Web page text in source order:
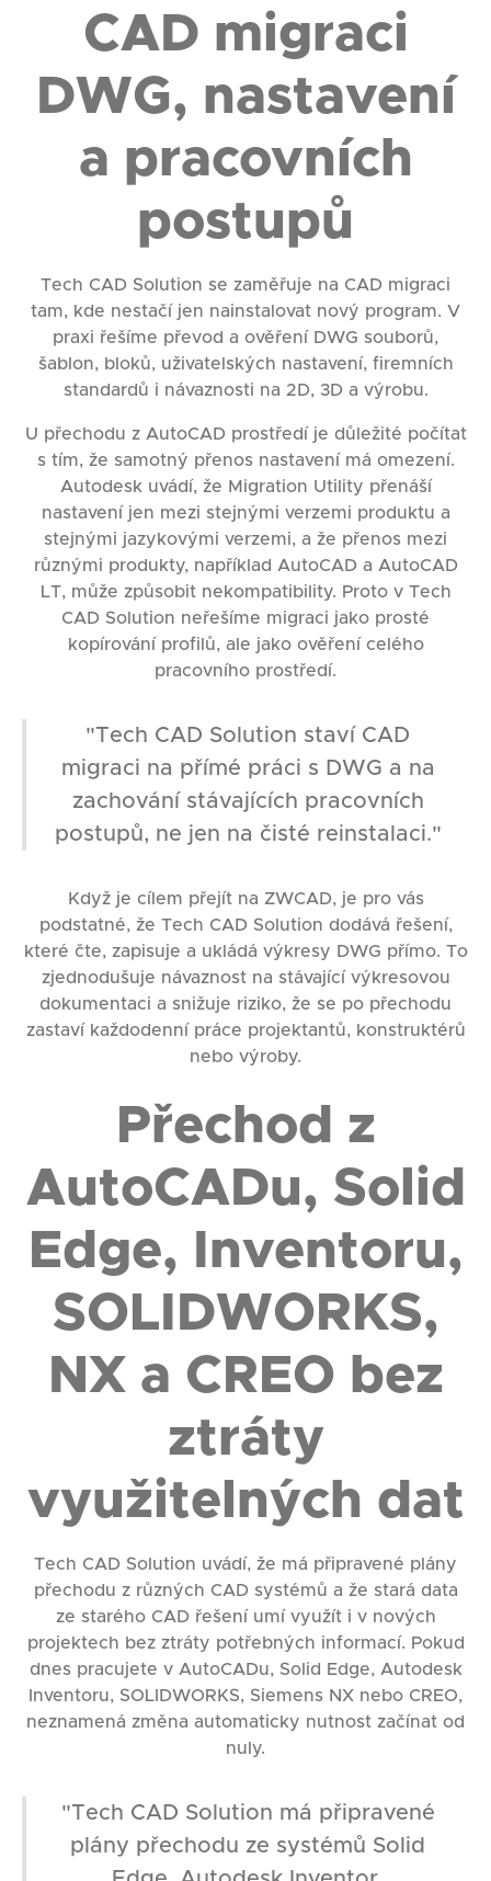
CAD migraci
DWG, nastavení
a pracovních
postupů
Tech CAD Solution se zaměřuje na CAD migraci
tam, kde nestačí jen nainstalovat nový program. V
praxi řešíme převod a ověření DWG souborů,
šablon, bloků, uživatelských nastavení, firemních
standardů i návaznosti na 2D, 3D a výrobu.
U přechodu z AutoCAD prostředí je důležité počítat
s tím, že samotný přenos nastavení má omezení.
Autodesk uvádí, že Migration Utility přenáší
nastavení jen mezi stejnými verzemi produktu a
stejnými jazykovými verzemi, a že přenos mezi
různými produkty, například AutoCAD a AutoCAD
LT, může způsobit nekompatibility. Proto v Tech
CAD Solution neřešíme migraci jako prosté
kopírování profilů, ale jako ověření celého
pracovního prostředí.
"Tech CAD Solution staví CAD
migraci na přímé práci s DWG a na
zachování stávajících pracovních
postupů, ne jen na čisté reinstalaci."
Když je cílem přejít na ZWCAD, je pro vás
podstatné, že Tech CAD Solution dodává řešení,
které čte, zapisuje a ukládá výkresy DWG přímo. To
zjednodušuje návaznost na stávající výkresovou
dokumentaci a snižuje riziko, že se po přechodu
zastaví každodenní práce projektantů, konstruktérů
nebo výroby.
Přechod z
AutoCADu, Solid
Edge, Inventoru,
SOLIDWORKS,
NX a CREO bez
ztráty
využitelných dat
Tech CAD Solution uvádí, že má připravené plány
přechodu z různých CAD systémů a že stará data
ze starého CAD řešení umí využít i v nových
projektech bez ztráty potřebných informací. Pokud
dnes pracujete v AutoCADu, Solid Edge, Autodesk
Inventoru, SOLIDWORKS, Siemens NX nebo CREO,
neznamená změna automaticky nutnost začínat od
nuly.
"Tech CAD Solution má připravené
plány přechodu ze systémů Solid